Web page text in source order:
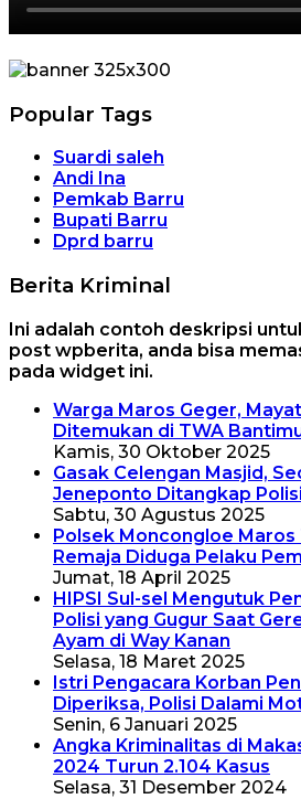
Popular Tags
Suardi saleh
Andi Ina
Pemkab Barru
Bupati Barru
Dprd barru
Berita Kriminal
Ini adalah contoh deskripsi
post wpberita, anda bisa
pada widget ini.
Warga Maros Geger,
Ditemukan di TWA
Kamis, 30 Oktober 2025
Gasak Celengan Masjid,
Jeneponto Ditangkap Polisi
Sabtu, 30 Agustus 2025
Polsek Moncongloe Maros
Remaja Diduga Pelaku
Jumat, 18 April 2025
HIPSI Sul-sel Mengutuk
Polisi yang Gugur Saat
Ayam di Way Kanan
Selasa, 18 Maret 2025
Istri Pengacara Korban
Diperiksa, Polisi Dalami
Senin, 6 Januari 2025
Angka Kriminalitas di
2024 Turun 2.104 Kasus
Selasa, 31 Desember 2024